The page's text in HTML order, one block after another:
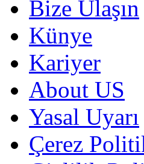
Bize Ulaşın
Künye
Kariyer
About US
Yasal Uyarı
Çerez